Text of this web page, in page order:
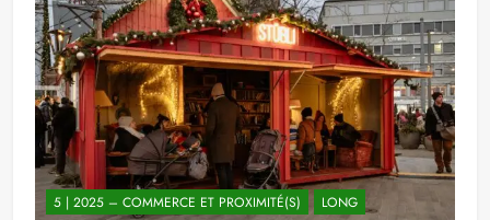
5 | 2025 – COMMERCE ET PROXIMITÉ(S) LONG